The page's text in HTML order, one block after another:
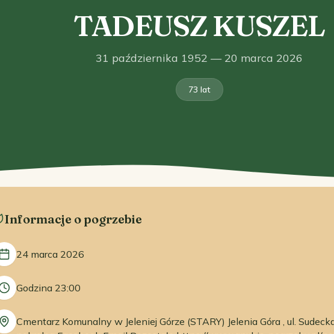
TADEUSZ KUSZEL
31 października 1952 — 20 marca 2026
73 lat
Informacje o pogrzebie
24 marca 2026
Godzina 23:00
Cmentarz Komunalny w Jeleniej Górze (STARY) Jelenia Góra , ul.